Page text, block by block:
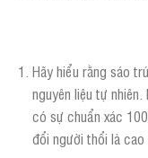
Hãy hiểu rằng sáo
nguyên liệu tự
có sự chuẩn xác
đổi người thổi là